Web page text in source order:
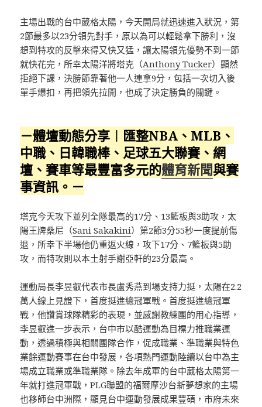
主場出戰的台中葳格太陽，今天開局就迅速進入狀況，第
2節最多以23分領先對手，原以為可以輕鬆拿下勝利，沒
想到特攻的反擊來得又快又猛，讓太陽領先優勢不到一節
就快花完，所幸太陽洋將塔克（Anthony Tucker）顯然
拒絕下課，決勝節靠著他一人連拿9分，包括一次切入後
單手爆扣，再把領先拉開，也成了決定勝負的關鍵。
－體壇動態分享︱匯整NBA、MLB、
中職、日韓職棒、足球五大聯賽、網
壇、賽車等最豐富多元的體育新聞與賽
事資訊。－
塔克今天攻下並列全隊最高的17分、13籃板與3助攻，太
陽王牌桑尼（Sani Sakakini）第2節3分55秒一度提前傷
退，所幸下半場他仍重返火線，攻下17分、7籃板與5助
攻，而特攻則以本土射手謝亞軒的23分最高。
運動局長李昱叡代表市長盧秀燕到場支持力挺，太陽在2.2
萬人線上見證下，首度挺進總冠軍戰。首度挺進總冠軍
戰，他讚賞球隊精彩的表現，並感謝教練團的用心指導，
李昱叡進一步表示，台中市以酷運動為目標力推職業運
動，透過積極與相關團隊合作，促成職業、準職業與特色
業餘運動賽事在台中發展，各項熱門運動陸續以台中為主
場成立職業或準職業隊。除去年成軍的台中葳格太陽第一
年就打進冠軍戰，PLG聯盟的福爾摩沙台新夢想家的主場
也移師台中洲際，顯見台中運動發展成果豐碩，市府未來